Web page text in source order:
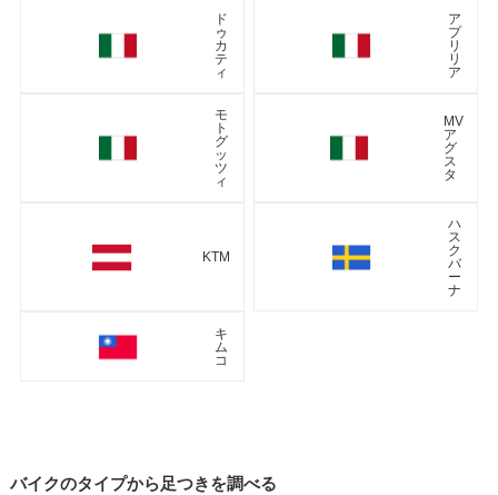
ド
ゥ
カ
テ
ィ
ア
プ
リ
リ
ア
モ
ト
グ
ッ
ツ
ィ
MV
ア
グ
ス
タ
KTM
ハ
ス
ク
バ
ー
ナ
キ
ム
コ
バイクのタイプから足つきを調べる